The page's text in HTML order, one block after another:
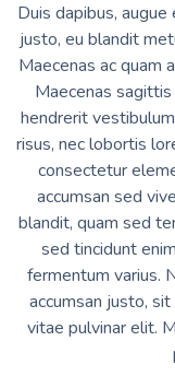
Duis dapibus,
justo, eu blandit
Maecenas ac quam
Maecenas
hendrerit
risus, nec lobortis
consectetur
accumsan sed
blandit, quam sed
sed tincidunt
fermentum varius.
accumsan justo,
vitae pulvinar elit.